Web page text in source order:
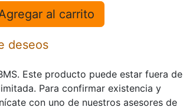
al carrito
deseos
Este producto puede estar fuera de
Para confirmar existencia y
con uno de nuestros asesores de